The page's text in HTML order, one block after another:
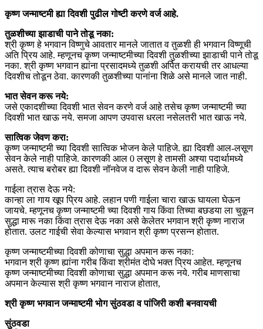
कृष्ण जन्माष्टमी ह्या दिवशी पुढील गोष्टी करणे वर्ज आहे.
तुळशीच्या झाडाची पाने तोडू नका:
श्री कृष्ण हे भगवान विष्णुचे आवतार मानले जातात व तुळशी ही भगवान विष्णूची
अति प्रिय आहे. म्हणूनच कृष्ण जन्माष्टमीच्या दिवशी तुळशीच्या झाडाची पाने तोडू
नका. श्री कृष्ण भगवान ह्यांना प्रसादमध्ये तुळशी अर्पित करायची तर आधल्या
दिवशीच तोडून ठेवा. कारणकी तुळशीच्या पानांना शिळे असे मानले जात नाही.
भात सेवन करू नये:
जसे एकादशीच्या दिवशी भात सेवन करणे वर्ज आहे तसेच कृष्ण जन्माष्टमी च्या
दिवशी भात खाऊ नये. समजा आपण उपवास धरला नसेलतरी भात खाऊ नये.
सात्विक जेवण करा:
कृष्ण जन्माष्टमी च्या दिवशी सात्विक भोजन केले पाहिजे. ह्या दिवशी आल-लसूण
सेवन केले नाही पाहिजे. कारणकी आल 0 लसूण हे तामसी अश्या पदार्थामध्ये
असते. त्याच बरोबर ह्या दिवशी नॉनवेज व दारू सेवन केली नाही पाहिजे.
गाईला त्रास देऊ नये:
कान्हा ला गाय खूप प्रिय आहे. लहान पणी गाईला चारा खाऊ घायला घेऊन
जायचे. म्हणूनच कृष्ण जन्माष्टमी च्या दिवशी गाय किंवा तिच्या बछडया ला चुकून
सुद्धा मारू नका किंवा त्रास देऊ नका असे केलेतर भगवान श्री कृष्ण नाराज
होतात. उलट गाईची सेवा केल्यास भगवान श्री कृष्ण प्रसन्न होतात.
कृष्ण जन्माष्टमीच्या दिवशी कोणाचा सुद्धा अपमान करू नका:
भगवान श्री कृष्ण ह्यांना गरीब किंवा श्रीमंत दोघे भक्त प्रिय आहेत. म्हणूनच
कृष्ण जन्माष्टमीच्या दिवशी कोणाचा सुद्धा अपमान करू नये. गरीब माणसाचा
अपमान केल्यास श्री कृष्ण भगवान नाराज होतात,
श्री कृष्ण भगवान जन्माष्टमी भोग सुंठवडा व पांजिरी कशी बनवायची
सुंठवडा